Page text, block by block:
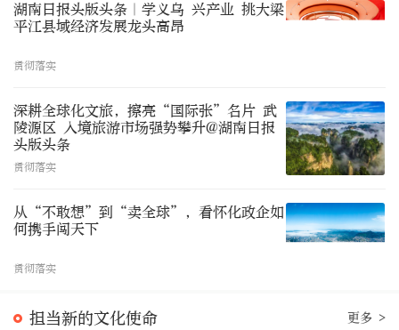
湖南日报头版头条｜学义乌 兴产业 挑大梁
平江县域经济发展龙头高昂
贯彻落实
深耕全球化文旅，擦亮“国际张”名片 武
陵源区 入境旅游市场强势攀升@湖南日报
头版头条
贯彻落实
从“不敢想”到“卖全球”，看怀化政企如
何携手闯天下
贯彻落实
担当新的文化使命 更多 >